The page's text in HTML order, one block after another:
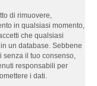
di rimuovere,
in qualsiasi momento,
che qualsiasi
un database. Sebbene
senza il tuo consenso,
responsabili per
i dati.